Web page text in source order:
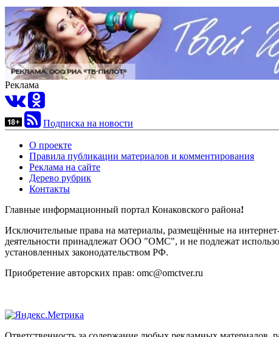
Реклама
Подписка на новости
О проекте
Правила публикации материалов и комментирования
Реклама на сайте
Дерево рубрик
Контакты
Главные информационный портал Конаковского района!
Исключительные права на материалы, размещённые на интернет-
деятельности принадлежат ООО "ОМС", и не подлежат
установленных законодательством РФ.
Приобретение авторских прав: omc@omctver.ru